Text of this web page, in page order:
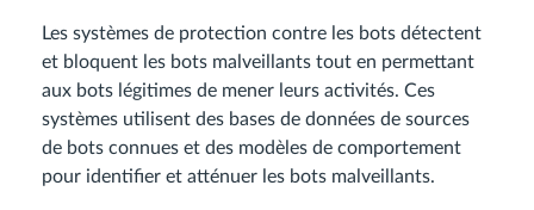
Les systèmes de protection contre les bots détectent
et bloquent les bots malveillants tout en permettant
aux bots légitimes de mener leurs activités. Ces
systèmes utilisent des bases de données de sources
de bots connues et des modèles de comportement
pour identifier et atténuer les bots malveillants.